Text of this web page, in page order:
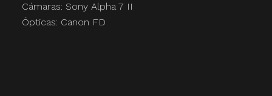
Cámaras: Sony Alpha 7 II
Ópticas: Canon FD